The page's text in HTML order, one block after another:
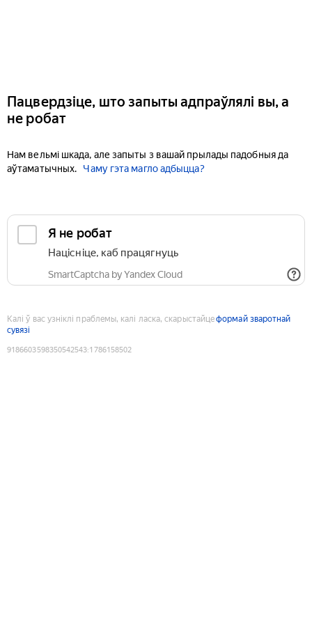
Пацвердзіце, што запыты адпраўлялі вы, а
не робат
Нам вельмі шкада, але запыты з вашай прылады падобныя да
аўтаматычных.
Чаму гэта магло адбыцца?
Я не робат
Націсніце, каб працягнуць
SmartCaptcha by Yandex Cloud
Калі ў вас узніклі праблемы, калі ласка, скарыстайцеформай зваротнай
сувязі
9186603598350542543:1786158502